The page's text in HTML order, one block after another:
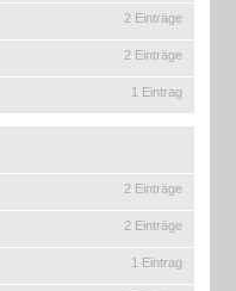
2 Einträge
2 Einträge
1 Eintrag
2 Einträge
2 Einträge
1 Eintrag